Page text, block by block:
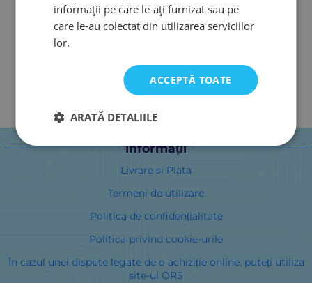
informații
Livrare si Plata
Termeni de utilizare
Politica de confidențialitate
Politica privind cookie-urile
În cazul unei dispute legate de o achiziție online, puteți utiliza
site-ul ORS
informații pe care le-ați furnizat sau pe
care le-au colectat din utilizarea serviciilor
lor.
ACCEPTĂ TOATE
ARATĂ DETALIILE